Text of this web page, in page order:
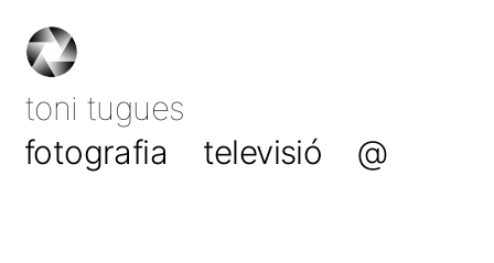
Saltar
contenido
toni tugues
fotografia
televisió @